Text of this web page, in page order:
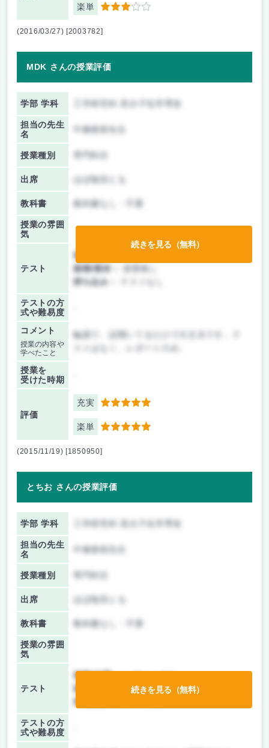
楽単 3
(2016/03/27) [2003782]
MDK さんの授業評価
学部 学科
担当の先生
名
中條善樹先生
授業種別
出席 ほぼ毎回とる
教科書 教科書なし・不要
授業の雰囲
気
テスト
前期/中間：
後期/期末：
授業無し
持ち込み：
テストの方
式や難易度
コメント
授業の内容や
学べたこと
輪講で、話聞いてるだけで大丈夫です。テ
授業を
受けた時期
評価
充実 5
楽単 5
続きを見る（無料）
(2015/11/19) [1850950]
とちお さんの授業評価
学部 学科
担当の先生
名
中條善樹先生
授業種別
出席 ほぼ毎回とる
教科書 教科書なし・不要
授業の雰囲
気
テスト
前期/中間：
後期/期末：
授業無し
テストの方
式や難易度
続きを見る（無料）